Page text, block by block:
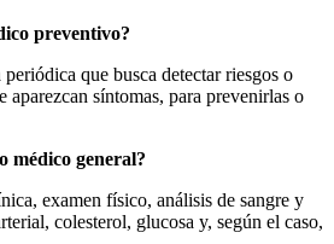
preventivo?
que busca detectar riesgos o
aparezcan síntomas, para prevenirlas o
médico general?
examen físico, análisis de sangre y
colesterol, glucosa y, según el caso,